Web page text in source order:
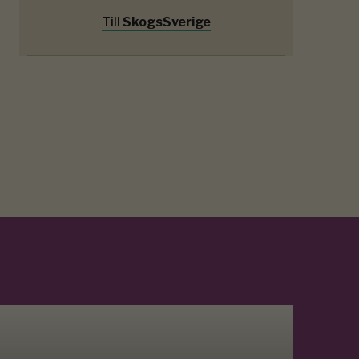
Till SkogsSverige